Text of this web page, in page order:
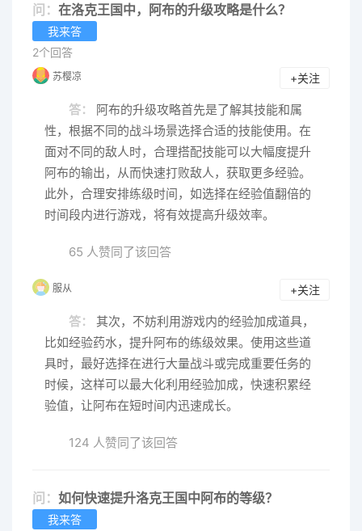
问： 在洛克王国中，阿布的升级攻略是什么？
我来答
2个回答
苏樱凉 +关注
答：
阿布的升级攻略首先是了解其技能和属
性，根据不同的战斗场景选择合适的技能使用。在
面对不同的敌人时，合理搭配技能可以大幅度提升
阿布的输出，从而快速打败敌人，获取更多经验。
此外，合理安排练级时间，如选择在经验值翻倍的
时间段内进行游戏，将有效提高升级效率。
65 人赞同了该回答
服从 +关注
答：
其次，不妨利用游戏内的经验加成道具，
比如经验药水，提升阿布的练级效果。使用这些道
具时，最好选择在进行大量战斗或完成重要任务的
时候，这样可以最大化利用经验加成，快速积累经
验值，让阿布在短时间内迅速成长。
124 人赞同了该回答
问： 如何快速提升洛克王国中阿布的等级？
我来答